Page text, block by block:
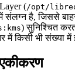
(/opt/
है, जिससे
) सुनिश्चित
में किसी भी संख्या